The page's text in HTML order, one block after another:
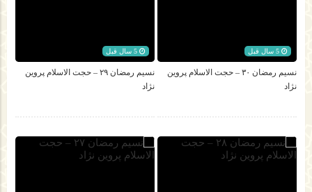
5 سال قبل
نسیم رمضان ۳۰ – حجت الاسلام پروین
نژاد
نسیم رمضان ۲۹ – حجت الاسلام پروین
نژاد